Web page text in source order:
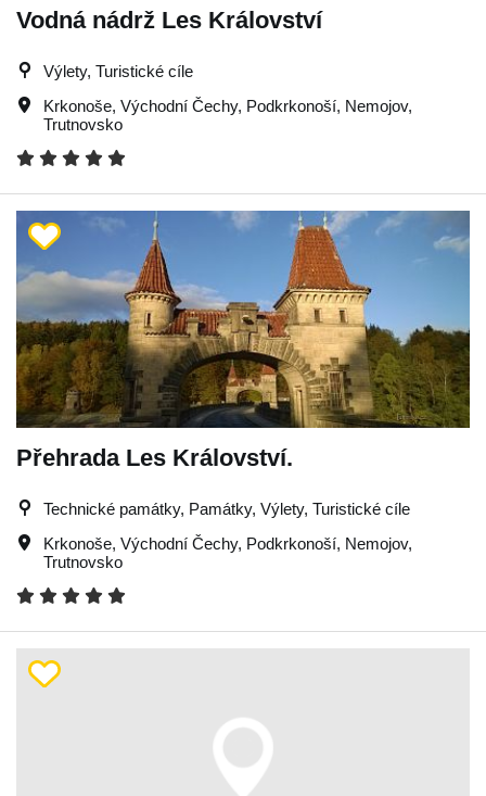
Vodná nádrž Les Království
Výlety, Turistické cíle
Krkonoše, Východní Čechy, Podkrkonoší, Nemojov,
Trutnovsko
Přehrada Les Království.
Technické památky, Památky, Výlety, Turistické cíle
Krkonoše, Východní Čechy, Podkrkonoší, Nemojov,
Trutnovsko